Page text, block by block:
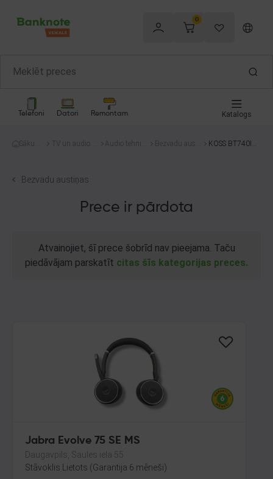
0
Telefoni Datori Remontam Katalogs
Sākum
TV un audio te
Audio tehnik
Bezvadu austi
KOSS BT740IQ
Bezvadu austiņas
Prece ir pārdota
Atvainojiet, šī prece šobrīd nav pieejama. Taču
piedāvājam parskatīt citas šīs kategorijas preces.
Jabra Evolve 75 SE MS
Daugavpils, Saules iela 55
Stāvoklis Lietots (Garantija 6 mēneši)